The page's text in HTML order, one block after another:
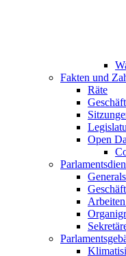
Fakten und
Räte
Open